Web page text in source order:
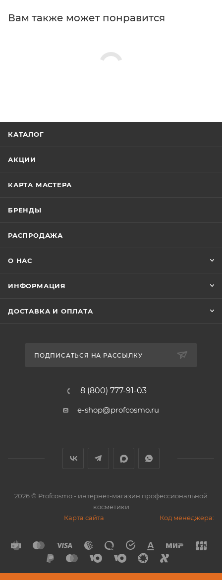
Вам также может понравится
КАТАЛОГ
АКЦИИ
КАРТА МАСТЕРА
БРЕНДЫ
РАСПРОДАЖА
О НАС
ИНФОРМАЦИЯ
ДОСТАВКА И ОПЛАТА
ПОДПИСАТЬСЯ НА РАССЫЛКУ
8 (800) 777-91-03
e-shop@profcosmo.ru
2026© Profcosmo - интернет-магазин профессиональной
косметики
Карта сайта
Код менеджера: